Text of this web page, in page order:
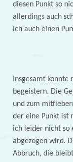
diesen Punkt so
allerdings auch
ich auch einen
Insgesamt konnte
begeistern. Die
und zum
der eine Punkt ist
ich leider nicht so
abgezogen wird.
Abbruch, die